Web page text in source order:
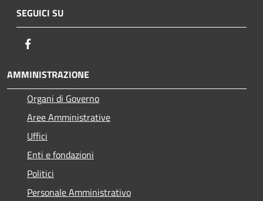
SEGUICI SU
AMMINISTRAZIONE
Organi di Governo
Aree Amministrative
Uffici
Enti e fondazioni
Politici
Personale Amministrativo